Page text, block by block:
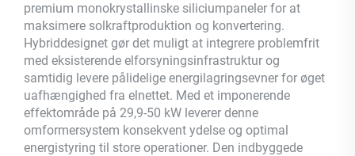
premium monokrystallinske siliciumpaneler for at
maksimere solkraftproduktion og konvertering.
Hybriddesignet gør det muligt at integrere problemfrit
med eksisterende elforsyningsinfrastruktur og
samtidig levere pålidelige energilagringsevner for øget
uafhængighed fra elnettet. Med et imponerende
effektområde på 29,9-50 kW leverer denne
omformersystem konsekvent ydelse og optimal
energistyring til store operationer. Den indbyggede